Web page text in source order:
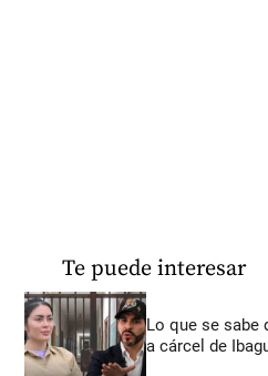
Te puede interesar
Lo que se sabe
a cárcel de